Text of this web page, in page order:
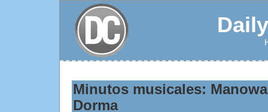
Minutos musicales:
Dorma